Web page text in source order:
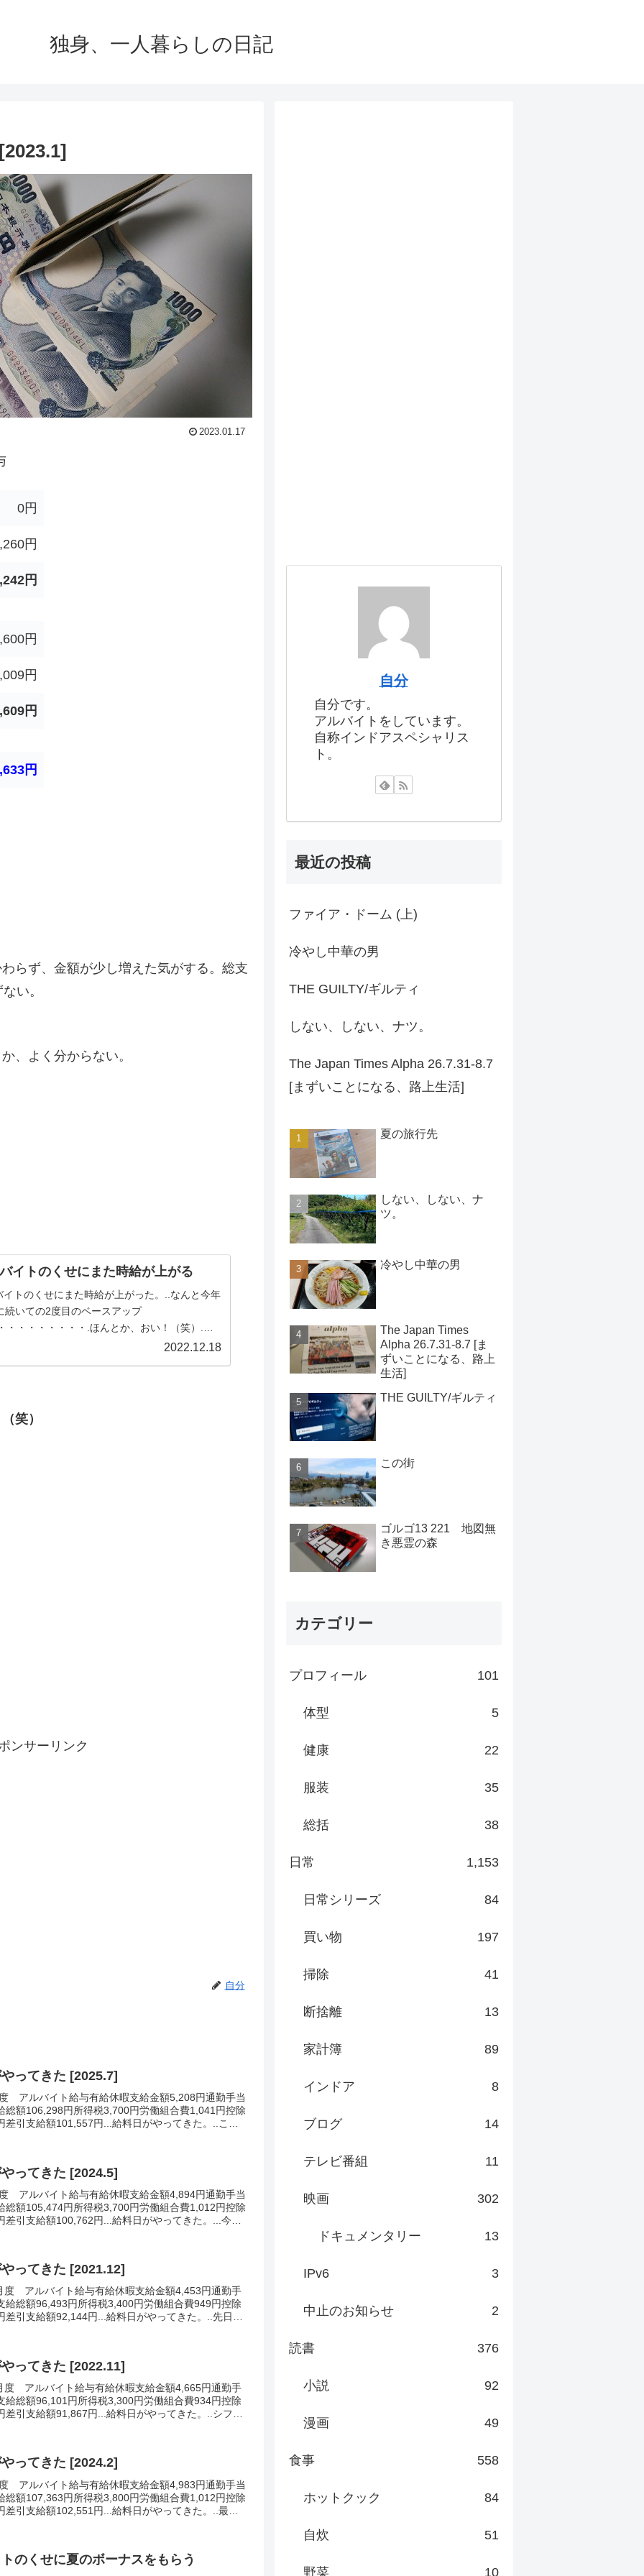
独身、一人暮らしの日記
2023.01.17
0円
円
円
円
円
円
円
らず、金額が少し増えた気がする。総支
い。
、よく分からない。
イトのくせにまた時給が上がる
イトのくせにまた時給が上がった。..なんと今年
続いての2度目のベースアップ
・・・・・・・・.ほんとか、おい！（笑）.誰
炎瓶を投げ入れたとか、催涙ガスをまかれたな
笑）.つまるところ、80時間労働で560円のベー
...
2022.12.18
笑）
ンサーリンク
自分
ってきた [2025.7]
アルバイト給与有給休暇支給金額5,208円通勤手当
総額106,298円所得税3,700円労働組合費1,041円控除
差引支給額101,557円...給料日がやってきた。..この
ってきた [2024.5]
アルバイト給与有給休暇支給金額4,894円通勤手当
総額105,474円所得税3,700円労働組合費1,012円控除
差引支給額100,762円...給料日がやってきた。...今年
ってきた [2021.12]
度 アルバイト給与有給休暇支給金額4,453円通勤手
給総額96,493円所得税3,400円労働組合費949円控除
差引支給額92,144円...給料日がやってきた。..先日ア
ってきた [2022.11]
度 アルバイト給与有給休暇支給金額4,665円通勤手
給総額96,101円所得税3,300円労働組合費934円控除
差引支給額91,867円...給料日がやってきた。..シフト
ってきた [2024.2]
アルバイト給与有給休暇支給金額4,983円通勤手当
総額107,363円所得税3,800円労働組合費1,012円控除
差引支給額102,551円...給料日がやってきた。..最近
のくせに夏のボーナスをもらう
自分
自分です。
アルバイトをしています。
自称インドアスペシャリス
ト。
最近の投稿
ファイア・ドーム (上)
冷やし中華の男
THE GUILTY/ギルティ
しない、しない、ナツ。
The Japan Times Alpha 26.7.31-8.7
[まずいことになる、路上生活]
夏の旅行先
しない、しない、ナ
ツ。
冷やし中華の男
The Japan Times
Alpha 26.7.31-8.7 [ま
ずいことになる、路上
生活]
THE GUILTY/ギルティ
この街
ゴルゴ13 221 地図無
き悪霊の森
カテゴリー
プロフィール 101
体型 5
健康 22
服装 35
総括 38
日常 1,153
日常シリーズ 84
買い物 197
掃除 41
断捨離 13
家計簿 89
インドア 8
ブログ 14
テレビ番組 11
映画 302
ドキュメンタリー 13
IPv6 3
中止のお知らせ 2
読書 376
小説 92
漫画 49
食事 558
ホットクック 84
自炊 51
野菜 10